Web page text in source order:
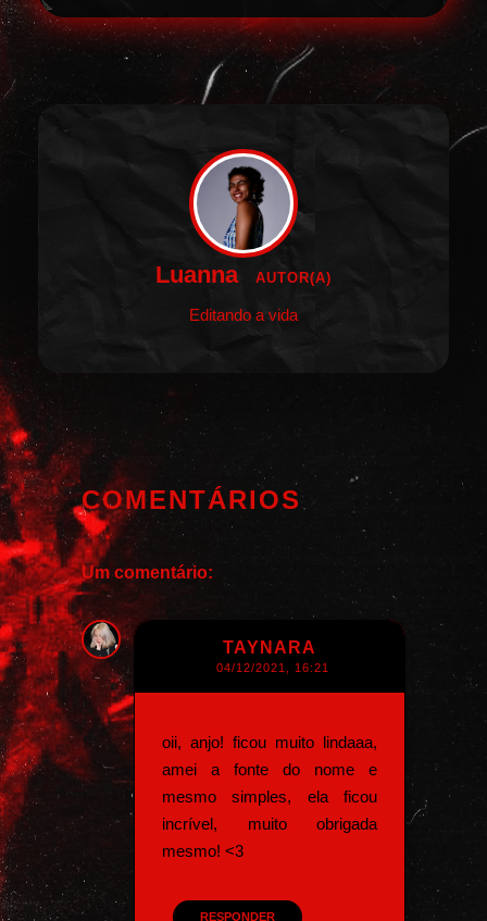
Luanna AUTOR(A)
Editando a vida
COMENTÁRIOS
Um comentário:
TAYNARA
04/12/2021, 16:21
oii, anjo! ficou muito lindaaa,
amei a fonte do nome e
mesmo simples, ela ficou
incrível, muito obrigada
mesmo! <3
RESPONDER